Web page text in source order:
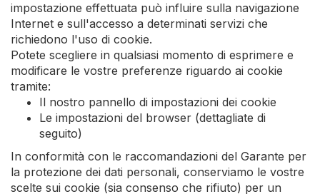
impostazione effettuata può influire sulla navigazione
Internet e sull'accesso a determinati servizi che
richiedono l'uso di cookie.
Potete scegliere in qualsiasi momento di esprimere e
modificare le vostre preferenze riguardo ai cookie
tramite:
Il nostro pannello di impostazioni dei cookie
Le impostazioni del browser (dettagliate di
seguito)
In conformità con le raccomandazioni del Garante per
la protezione dei dati personali, conserviamo le vostre
scelte sui cookie (sia consenso che rifiuto) per un